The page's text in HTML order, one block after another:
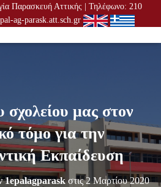
Παρασκευή Αττικής | Τηλέφωνο: 210
ag-parask.att.sch.gr
Ν
Π
Λ
Ο
Γ
Η
μας στον
τόμο για την
Εκπαίδευση
1epalagparask στις2 Μαρτίου 2020